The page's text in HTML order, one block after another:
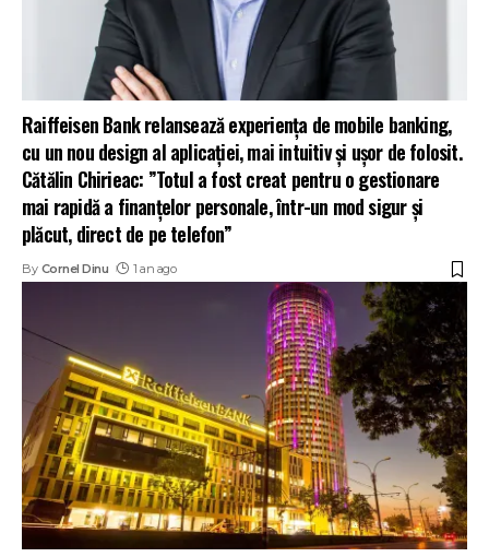
Raiffeisen Bank relansează experiența de mobile banking,
cu un nou design al aplicației, mai intuitiv și ușor de folosit.
Cătălin Chirieac: ”Totul a fost creat pentru o gestionare
mai rapidă a finanțelor personale, într-un mod sigur și
plăcut, direct de pe telefon”
By Cornel Dinu 1 an ago